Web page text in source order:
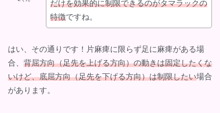
だけを効果的に制限できるのがタマラックの
特徴ですね。
はい、その通りです！片麻痺に限らず足に麻痺がある場
合、 背屈方向（足先を上げる方向）の動きは固定したくな
いけど、底屈方向（足先を下げる方向）は制限したい場合
があります。